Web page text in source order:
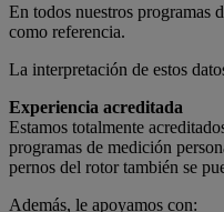
En todos nuestros programas
como referencia.
La interpretación de estos
Experiencia acreditada
Estamos totalmente
programas de medición
pernos del rotor también se
Además, le apoyamos con: